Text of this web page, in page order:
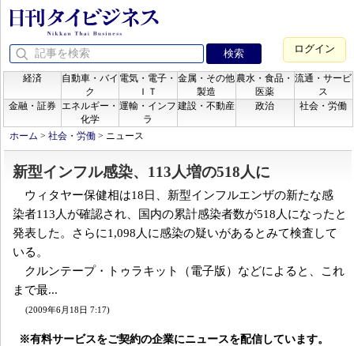
ログイン
経済
自動車・バイ
ク
電気・電子・
ＩＴ
金属・その他
製造
農水・食品・
医薬
流通・サービ
ス
金融・証券
エネルギー・
化学
運輸・インフ
ラ
建設・不動産 政治 社会・労働
ホーム > 社会・労働 > ニュース
新型インフル感染、113人増の518人に
ウィタヤー保健相は18日、新型インフルエンザの新たな感
染者113人が確認され、国内の累計感染者数が518人になったと
発表した。さらに1,098人に感染の疑いがあるとみて検査して
いる。
クルンテープ・トゥラキット（電子版）などによると、これ
まで最...
(2009年6月18日 7:17)
※有料サービスをご契約の企業にニュースを配信しています。